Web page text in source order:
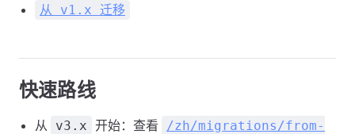
从 v1.x 迁移
快速路线
从 v3.x 开始：查看
/zh/migrations/from-